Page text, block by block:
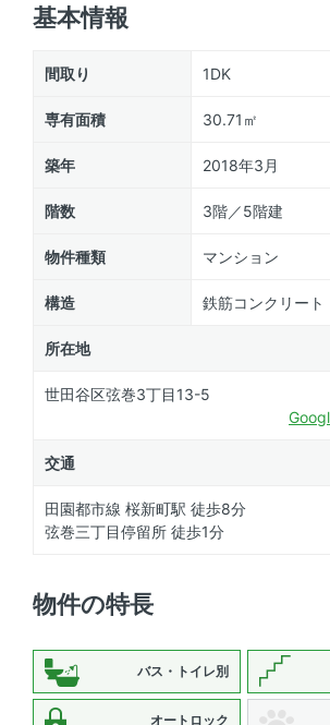
基本情報
間取り 1DK
専有面積 30.71㎡
築年 2018年3月
階数 3階／5階建
物件種類 マンション
構造 鉄筋コンクリート
所在地
世田谷区弦巻3丁目13-5
交通
田園都市線 桜新町駅 徒歩8分
弦巻三丁目停留所 徒歩1分
物件の特長
バス・トイレ別
オートロック